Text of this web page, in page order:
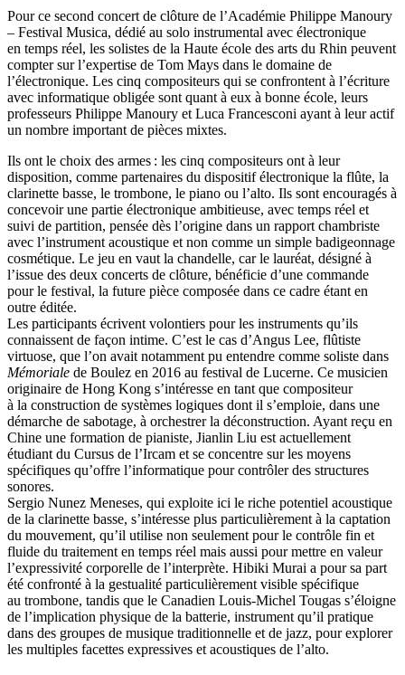
Pour ce second concert de clôture de l’Académie Philippe Manoury
– Festival Musica, dédié au solo instrumental avec électronique
en temps réel, les solistes de la Haute école des arts du Rhin peuvent
compter sur l’expertise de Tom Mays dans le domaine de
l’électronique. Les cinq compositeurs qui se confrontent à l’écriture
avec informatique obligée sont quant à eux à bonne école, leurs
professeurs Philippe Manoury et Luca Francesconi ayant à leur actif
un nombre important de pièces mixtes.
Ils ont le choix des armes : les cinq compositeurs ont à leur
disposition, comme partenaires du dispositif électronique la flûte, la
clarinette basse, le trombone, le piano ou l’alto. Ils sont encouragés à
concevoir une partie électronique ambitieuse, avec temps réel et
suivi de partition, pensée dès l’origine dans un rapport chambriste
avec l’instrument acoustique et non comme un simple badigeonnage
cosmétique. Le jeu en vaut la chandelle, car le lauréat, désigné à
l’issue des deux concerts de clôture, bénéficie d’une commande
pour le festival, la future pièce composée dans ce cadre étant en
outre éditée.
Les participants écrivent volontiers pour les instruments qu’ils
connaissent de façon intime. C’est le cas d’Angus Lee, flûtiste
virtuose, que l’on avait notamment pu entendre comme soliste dans
Mémoriale de Boulez en 2016 au festival de Lucerne. Ce musicien
originaire de Hong Kong s’intéresse en tant que compositeur
à la construction de systèmes logiques dont il s’emploie, dans une
démarche de sabotage, à orchestrer la déconstruction. Ayant reçu en
Chine une formation de pianiste, Jianlin Liu est actuellement
étudiant du Cursus de l’Ircam et se concentre sur les moyens
spécifiques qu’offre l’informatique pour contrôler des structures
sonores.
Sergio Nunez Meneses, qui exploite ici le riche potentiel acoustique
de la clarinette basse, s’intéresse plus particulièrement à la captation
du mouvement, qu’il utilise non seulement pour le contrôle fin et
fluide du traitement en temps réel mais aussi pour mettre en valeur
l’expressivité corporelle de l’interprète. Hibiki Murai a pour sa part
été confronté à la gestualité particulièrement visible spécifique
au trombone, tandis que le Canadien Louis-Michel Tougas s’éloigne
de l’implication physique de la batterie, instrument qu’il pratique
dans des groupes de musique traditionnelle et de jazz, pour explorer
les multiples facettes expressives et acoustiques de l’alto.